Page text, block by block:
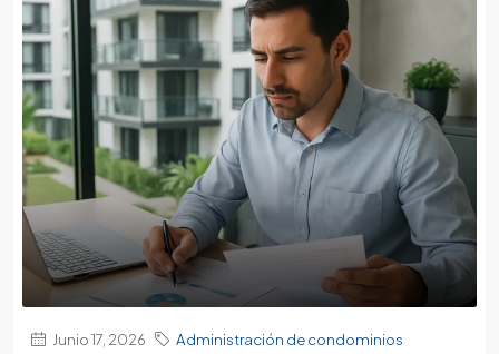
Junio 17, 2026 Administración de condominios